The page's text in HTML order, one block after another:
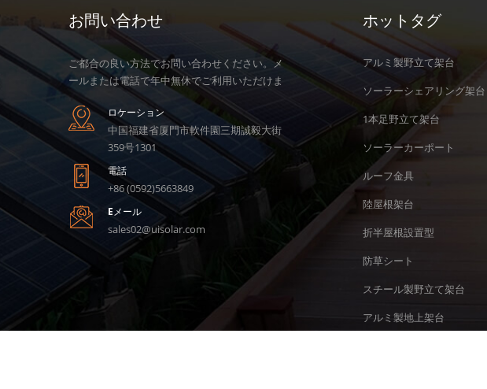
お問い合わせ
ご都合の良い方法でお問い合わせください。メ
ールまたは電話で年中無休でご利用いただけま
す。
ロケーション
中国福建省厦門市軟件園三期誠毅大街
359号1301
電話
+86 (0592)5663849
Eメール
sales02@uisolar.com
ホットタグ
アルミ製野立て架台
ソーラーシェアリング架台
1本足野立て架台
ソーラーカーポート
ルーフ金具
陸屋根架台
折半屋根設置型
防草シート
スチール製野立て架台
アルミ製地上架台